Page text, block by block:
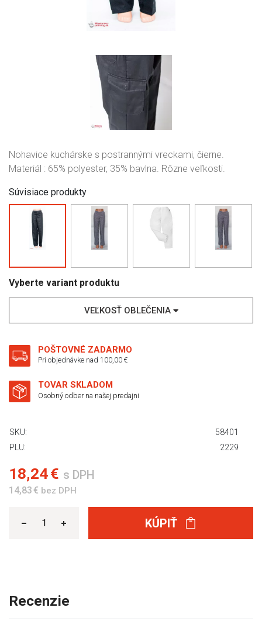
Nohavice kuchárske s postrannými vreckami, čierne.
Materiál : 65% polyester, 35% bavlna. Rôzne veľkosti.
Súvisiace produkty
Vyberte variant produktu
VEĽKOSŤ OBLEČENIA
POŠTOVNÉ ZADARMO
Pri objednávke nad 100,00 €
TOVAR SKLADOM
Osobný odber na našej predajni
SKU:
58401
PLU:
2229
18,24 € s DPH
14,83 € bez DPH
KÚPIŤ
Recenzie